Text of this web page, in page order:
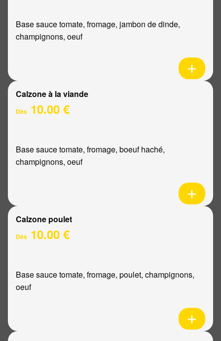
Base sauce tomate, fromage, jambon de dinde,
champignons, oeuf
Calzone à la viande
Dès 10.00 €
Base sauce tomate, fromage, boeuf haché,
champignons, oeuf
Calzone poulet
Dès 10.00 €
Base sauce tomate, fromage, poulet, champignons,
oeuf